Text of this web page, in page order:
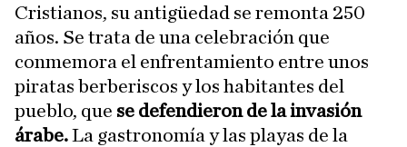
Cristianos, su antigüedad se remonta 250
años. Se trata de una celebración que
conmemora el enfrentamiento entre unos
piratas berberiscos y los habitantes del
pueblo, que se defendieron de la invasión
árabe.La gastronomía y las playas de la